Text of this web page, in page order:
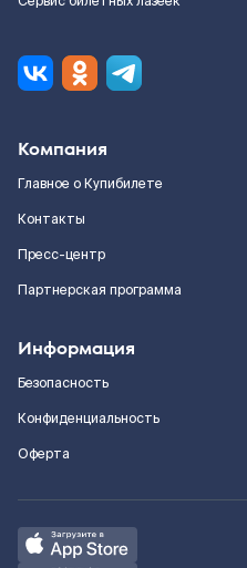
Компания
Главное о Купибилете
Контакты
Пресс-центр
Партнерская программа
Информация
Безопасность
Конфиденциальность
Оферта